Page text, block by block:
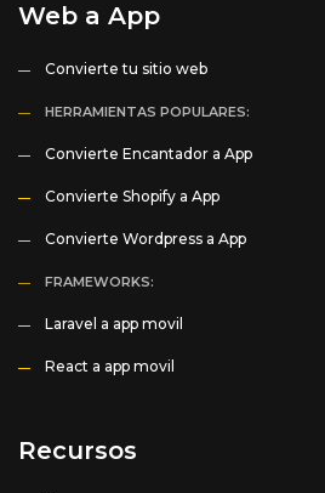
Web a App
Convierte tu sitio web
HERRAMIENTAS POPULARES:
Convierte Encantador a App
Convierte Shopify a App
Convierte Wordpress a App
FRAMEWORKS:
Laravel a app movil
React a app movil
Recursos